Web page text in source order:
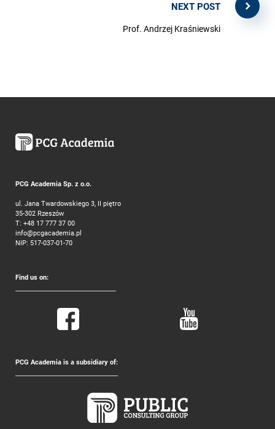
NEXT POST
Prof. Andrzej Kraśniewski
PCG Academia Sp. z o.o.
ul. Jana Twardowskiego 3, II piętro
35-302 Rzeszów
T: +48 17 777 37 00
info@pcgacademia.pl
NIP: 517-037-01-70
Find us on:
PCG Academia is a subsidiary of: